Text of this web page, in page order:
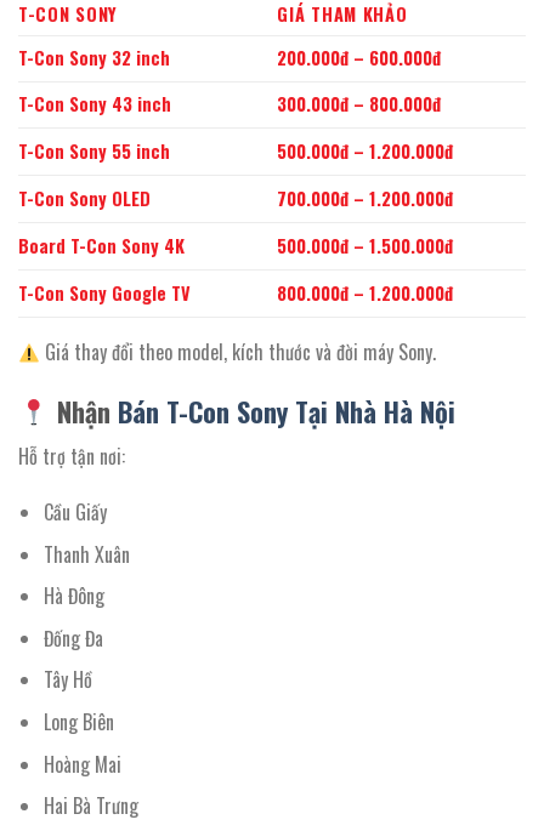
T-CON SONY
GIÁ THAM KHẢO
T-Con Sony 32 inch
200.000đ – 600.000đ
T-Con Sony 43 inch
300.000đ – 800.000đ
T-Con Sony 55 inch
500.000đ – 1.200.000đ
T-Con Sony OLED
700.000đ – 1.200.000đ
Board T-Con Sony 4K
500.000đ – 1.500.000đ
T-Con Sony Google TV
800.000đ – 1.200.000đ
Giá thay đổi theo model, kích thước và đời máy Sony.
Nhận Bán T-Con Sony Tại Nhà Hà Nội
Hỗ trợ tận nơi:
Cầu Giấy
Thanh Xuân
Hà Đông
Đống Đa
Tây Hồ
Long Biên
Hoàng Mai
Hai Bà Trưng